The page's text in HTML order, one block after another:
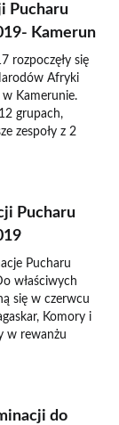
Pucharu
Kamerun
rozpoczęły się
Afryki
Kamerunie.
grupach,
zespoły z 2
Pucharu
Pucharu
właściwych
się w czerwcu
Komory i
w rewanżu
do